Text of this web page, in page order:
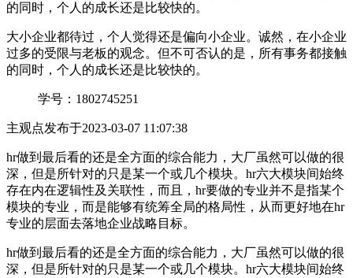
的同时，个人的成长还是比较快的。
大小企业都待过，个人觉得还是偏向小企业。诚然，在小企业
过多的受限与老板的观念。但不可否认的是，所有事务都接触
的同时，个人的成长还是比较快的。
学号：1802745251
主观点发布于2023-03-07 11:07:38
hr做到最后看的还是全方面的综合能力，大厂虽然可以做的很
深，但是所针对的只是某一个或几个模块。hr六大模块间始终
存在内在逻辑性及关联性，而且，hr要做的专业并不是指某个
模块的专业，而是能够有统筹全局的格局性，从而更好地在hr
专业的层面去落地企业战略目标。
hr做到最后看的还是全方面的综合能力，大厂虽然可以做的很
深，但是所针对的只是某一个或几个模块。hr六大模块间始终